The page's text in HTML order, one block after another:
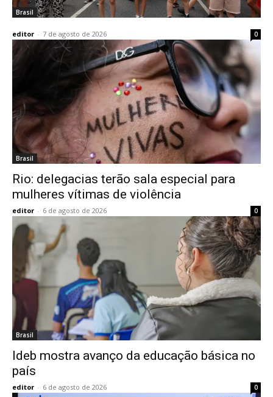
Brasil
editor - 7 de agosto de 2026 0
Brasil
Rio: delegacias terão sala especial para
mulheres vítimas de violência
editor - 6 de agosto de 2026 0
Brasil
Ideb mostra avanço da educação básica no
país
editor - 6 de agosto de 2026 0